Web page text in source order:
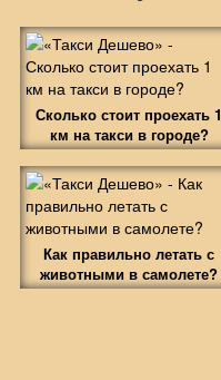
Сколько стоит проехать 1
км на такси в городе?
Как правильно летать с
животными в самолете?